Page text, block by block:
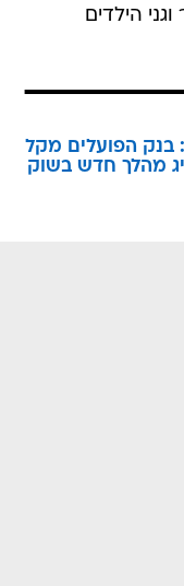
הילדים
בנק הפועלים מקל
מהלך חדש בשוק